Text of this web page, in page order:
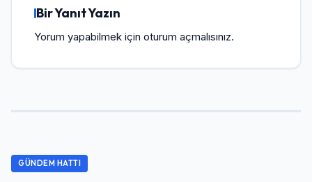
Bir Yanıt Yazın
Yorum yapabilmek için oturum açmalısınız.
GÜNDEM HATTI